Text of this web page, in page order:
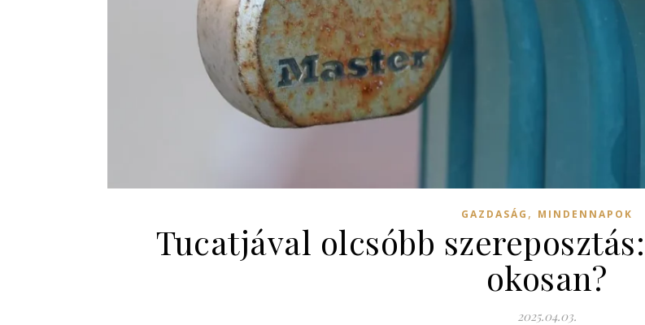
GAZDASÁG , MINDENNAPOK
Tucatjával olcsóbb
okosan?
2025.04.03.